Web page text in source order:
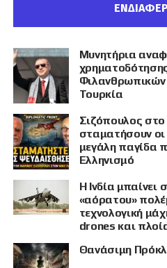
Μυνητήρια
Τουρκία
Σιζόπουλος
σταματήσουν
μεγάλη παγίδα
Ελληνισμό
Η Ινδία
«αόρατου»
τεχνολογική
drones και
Θανάσιμη